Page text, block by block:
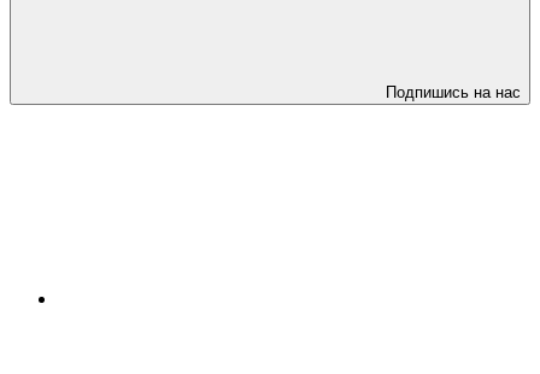
Подпишись на нас